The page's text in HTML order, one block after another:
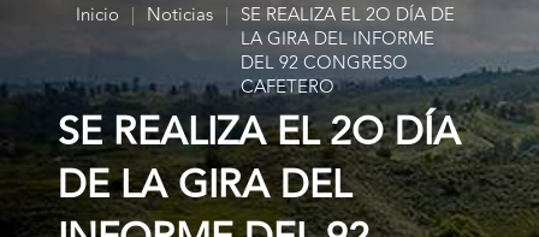
Inicio | Noticias | SE REALIZA EL 2O DÍA DE
LA GIRA DEL INFORME
DEL 92 CONGRESO
CAFETERO
SE REALIZA EL 2O DÍA
DE LA GIRA DEL